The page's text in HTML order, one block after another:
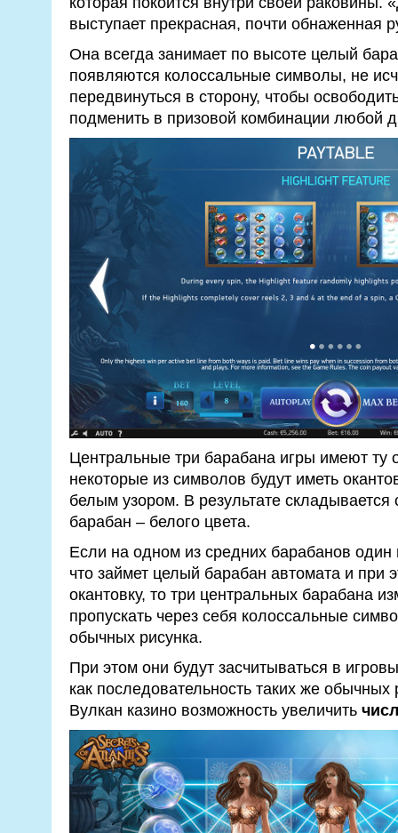
выступает прекрасная, почти обнаженная
Она всегда занимает по высоте целый
появляются колоссальные символы, не
передвинуться в сторону, чтобы
подменить в призовой комбинации любой
Центральные три барабана игры имеют ту
некоторые из символов будут иметь
белым узором. В результате складывается
барабан – белого цвета.
Если на одном из средних барабанов один
что займет целый барабан автомата и при
окантовку, то три центральных барабана
пропускать через себя колоссальные
обычных рисунка.
При этом они будут засчитываться в
как последовательность таких же обычных
Вулкан казино возможность увеличить